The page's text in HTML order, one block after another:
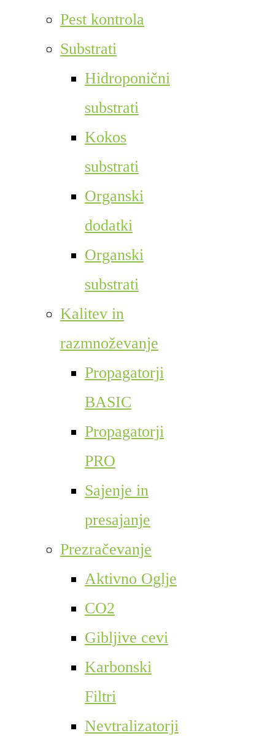
Pest kontrola
Substrati
Hidroponični
substrati
Kokos
substrati
Organski
dodatki
Organski
substrati
Kalitev in
razmnoževanje
Propagatorji
BASIC
Propagatorji
PRO
Sajenje in
presajanje
Prezračevanje
Aktivno Oglje
CO2
Gibljive cevi
Karbonski
Filtri
Nevtralizatorji